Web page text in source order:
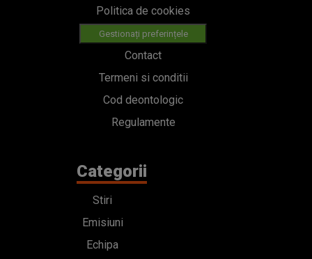
Politica de cookies
Gestionați preferințele
Contact
Termeni si conditii
Cod deontologic
Regulamente
Categorii
Stiri
Emisiuni
Echipa